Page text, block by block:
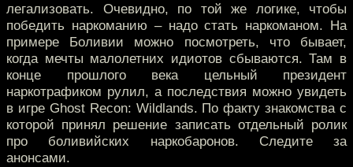
легализовать. Очевидно, по той же логике, чтобы
победить наркоманию – надо стать наркоманом. На
примере Боливии можно посмотреть, что бывает,
когда мечты малолетних идиотов сбываются. Там в
конце прошлого века цельный президент
наркотрафиком рулил, а последствия можно увидеть
в игре Ghost Recon: Wildlands. По факту знакомства с
которой принял решение записать отдельный ролик
про боливийских наркобаронов. Следите за
анонсами.